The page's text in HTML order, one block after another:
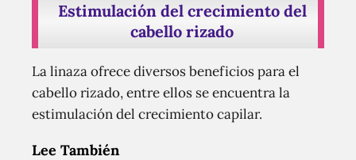
Estimulación del crecimiento del
cabello rizado
La linaza ofrece diversos beneficios para el
cabello rizado, entre ellos se encuentra la
estimulación del crecimiento capilar.
Lee También